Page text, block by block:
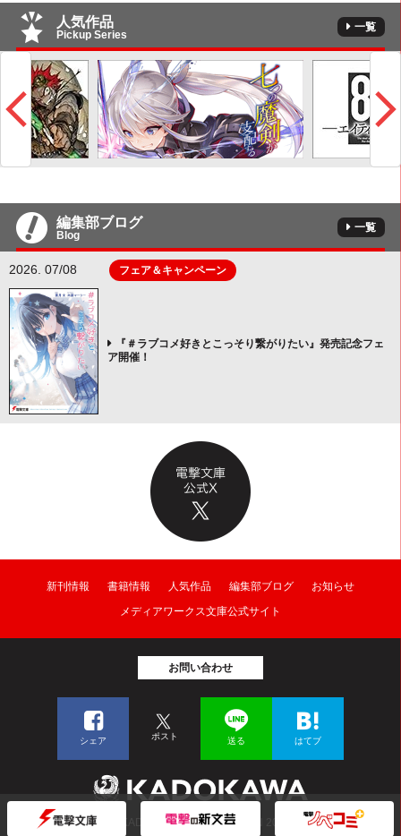
人気作品
Pickup Series
一覧
編集部ブログ
Blog
一覧
2026. 07/08 フェア＆キャンペーン
『＃ラブコメ好きとこっそり繋がりたい』発売記念フェ
ア開催！
新刊情報 書籍情報 人気作品 編集部ブログ
お知らせ
メディアワークス文庫公式サイト
お問い合わせ
シェア ポスト 送る はてブ
© KADOKAWA CORPORATION 2026